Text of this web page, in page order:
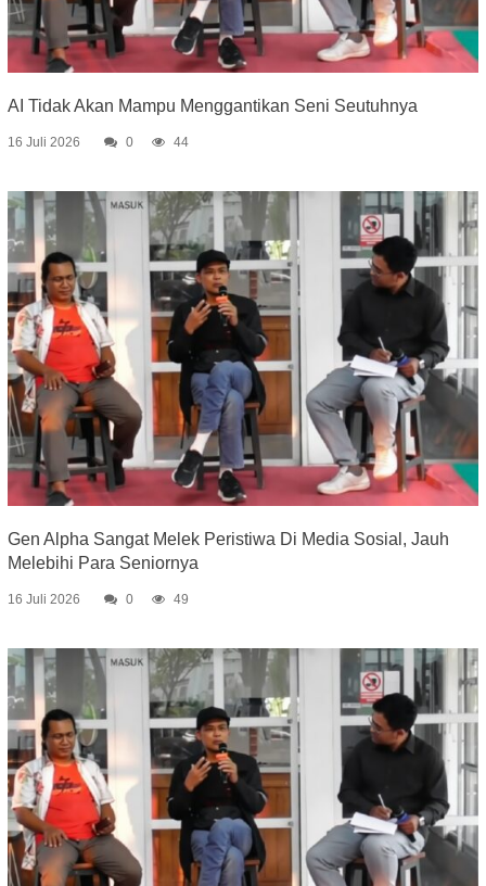
AI Tidak Akan Mampu Menggantikan Seni Seutuhnya
16 Juli 2026 0 44
Gen Alpha Sangat Melek Peristiwa Di Media Sosial, Jauh
Melebihi Para Seniornya
16 Juli 2026 0 49